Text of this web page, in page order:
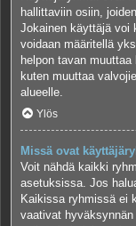
hallittaviin osiin,
Jokainen käyttäjä voi
voidaan määritellä
helpon tavan
kuten muuttaa
alueelle.
Ylös
Missä ovat
Voit nähdä kaikki
asetuksissa. Jos
Kaikissa ryhmissä ei
vaativat